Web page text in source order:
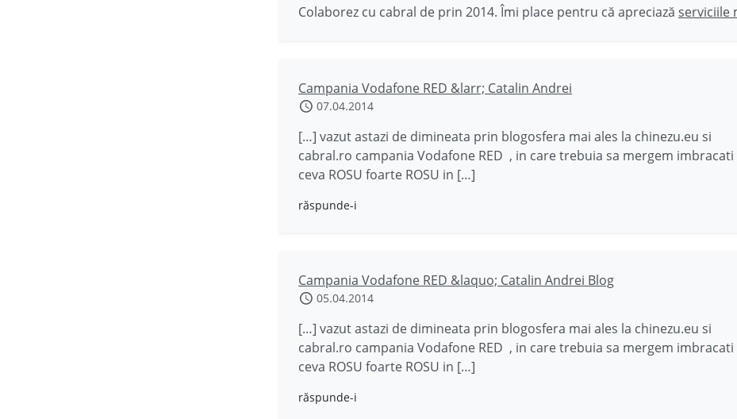
Colaborez cu cabral de prin 2014. Îmi place pentru că apreciază serviciile
Campania Vodafone RED &larr; Catalin Andrei
07.04.2014
[…] vazut astazi de dimineata prin blogosfera mai ales la chinezu.eu si
cabral.ro campania Vodafone RED , in care trebuia sa mergem imbracati
ceva ROSU foarte ROSU in […]
răspunde-i
Campania Vodafone RED &laquo; Catalin Andrei Blog
05.04.2014
[…] vazut astazi de dimineata prin blogosfera mai ales la chinezu.eu si
cabral.ro campania Vodafone RED , in care trebuia sa mergem imbracati
ceva ROSU foarte ROSU in […]
răspunde-i